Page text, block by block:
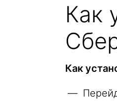
Как
Как